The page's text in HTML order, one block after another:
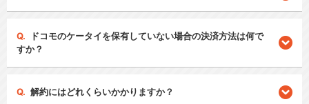
ドコモのケータイを保有していない場合の決済方法は何で
すか？
解約にはどれくらいかかりますか？